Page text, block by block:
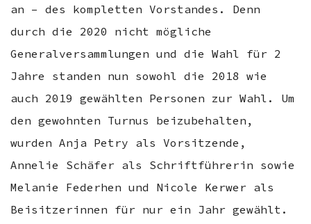
an – des kompletten Vorstandes. Denn
durch die 2020 nicht mögliche
Generalversammlungen und die Wahl für 2
Jahre standen nun sowohl die 2018 wie
auch 2019 gewählten Personen zur Wahl. Um
den gewohnten Turnus beizubehalten,
wurden Anja Petry als Vorsitzende,
Annelie Schäfer als Schriftführerin sowie
Melanie Federhen und Nicole Kerwer als
Beisitzerinnen für nur ein Jahr gewählt.